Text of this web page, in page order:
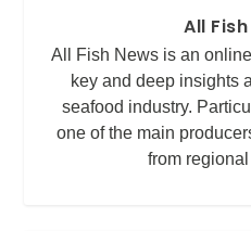
All
All Fish News is an
key and deep insights
seafood industry.
one of the main
from